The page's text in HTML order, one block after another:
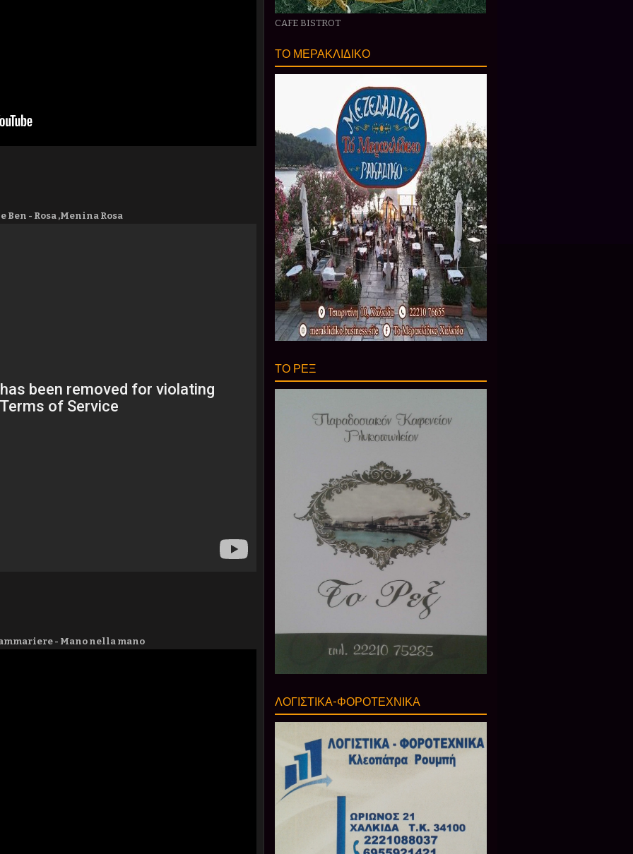
Ben - Rosa ,Menina Rosa
- Mano nella mano
CAFE BISTROT
ΤΟ ΜΕΡΑΚΛΙΔΙΚΟ
ΤΟ ΡΕΞ
ΛΟΓΙΣΤΙΚΑ-ΦΟΡΟΤΕΧΝΙΚΑ